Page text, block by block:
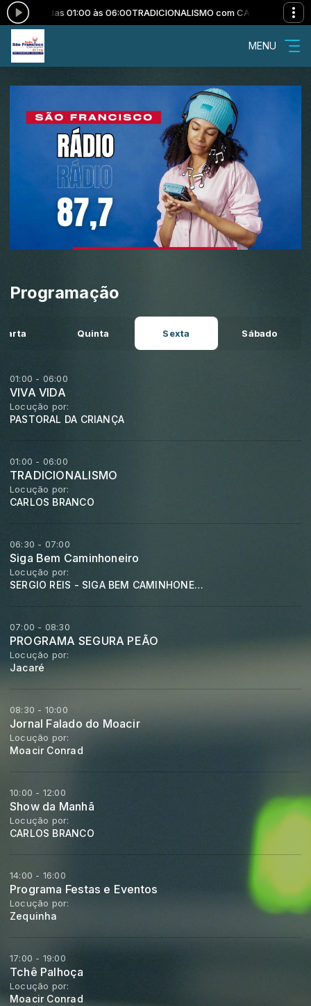
das 01:00 às 06:00TRADICIONALISMO com CARLOS BRANCO
MENU
Programação
Quinta Sexta Sábado
01:00 - 06:00
VIVA VIDA
Locução por:
PASTORAL DA CRIANÇA
01:00 - 06:00
TRADICIONALISMO
Locução por:
CARLOS BRANCO
06:30 - 07:00
Siga Bem Caminhoneiro
Locução por:
SERGIO REIS - SIGA BEM CAMINHONEIRO
07:00 - 08:30
PROGRAMA SEGURA PEÃO
Locução por:
Jacaré
08:30 - 10:00
Jornal Falado do Moacir
Locução por:
Moacir Conrad
10:00 - 12:00
Show da Manhã
Locução por:
CARLOS BRANCO
14:00 - 16:00
Programa Festas e Eventos
Locução por:
Zequinha
17:00 - 19:00
Tchê Palhoça
Locução por:
Moacir Conrad